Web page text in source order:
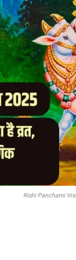
Rishi Panchami